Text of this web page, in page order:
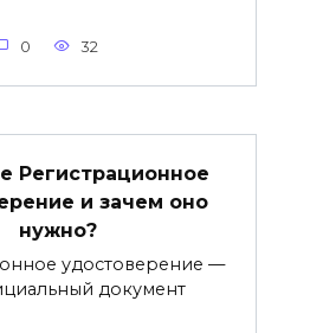
0 32
Регистрационное
и зачем оно
нужно?
удостоверение —
документ